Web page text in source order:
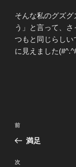
そんな私のグズ
う」と言って、
つもと同じらしい
に見えました
投
ビ
前
の
稿
前
満足
次
次